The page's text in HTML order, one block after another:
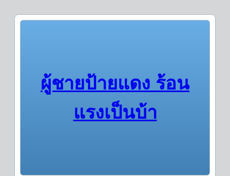
ผู้ชายป้ายแดง ร้อน
แรงเป็นบ้า